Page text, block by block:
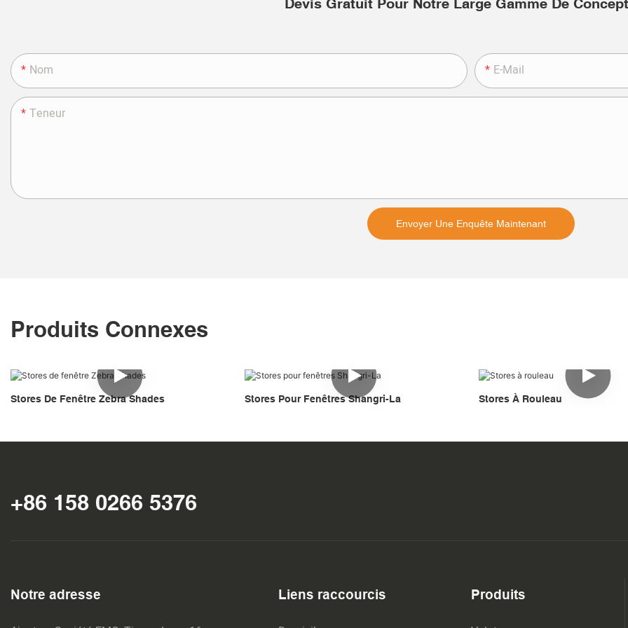
Devis Gratuit Pour Notre Large Gamme De
Nom E-Mail
Teneur
Envoyer Une Enquête Maintenant
Produits Connexes
Stores De Fenêtre Zebra Shades Stores Pour Fenêtres Shangri-La Stores À Rouleau
+86 158 0266 5376
Notre adresse Liens raccourcis Produits